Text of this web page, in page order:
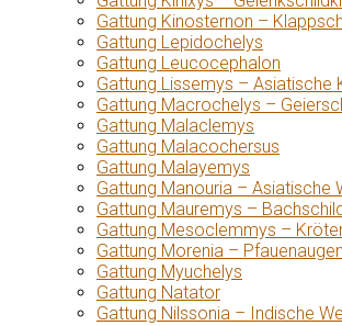
Gattung Kinosternon –
Gattung Lepidochelys
Gattung Leucocephalon
Gattung Lissemys – Asiatische
Gattung Macrochelys –
Gattung Malaclemys
Gattung Malacochersus
Gattung Malayemys
Gattung Manouria – Asiatische
Gattung Mauremys –
Gattung Mesoclemmys –
Gattung Morenia –
Gattung Myuchelys
Gattung Natator
Gattung Nilssonia – Indische